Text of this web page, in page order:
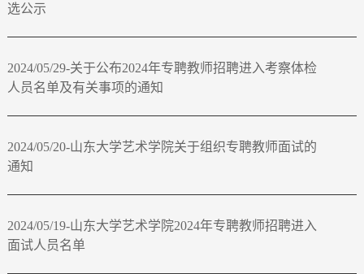
选公示
2024/05/29-关于公布2024年专聘教师招聘进入考察体检
人员名单及有关事项的通知
2024/05/20-山东大学艺术学院关于组织专聘教师面试的
通知
2024/05/19-山东大学艺术学院2024年专聘教师招聘进入
面试人员名单